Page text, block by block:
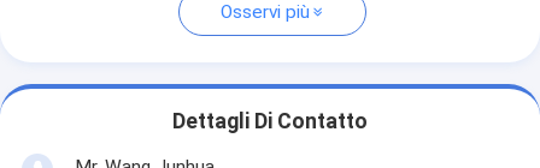
Osservi più
Dettagli Di Contatto